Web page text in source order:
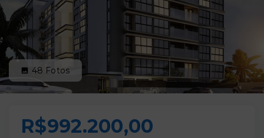
48 Fotos
R$992.200,00